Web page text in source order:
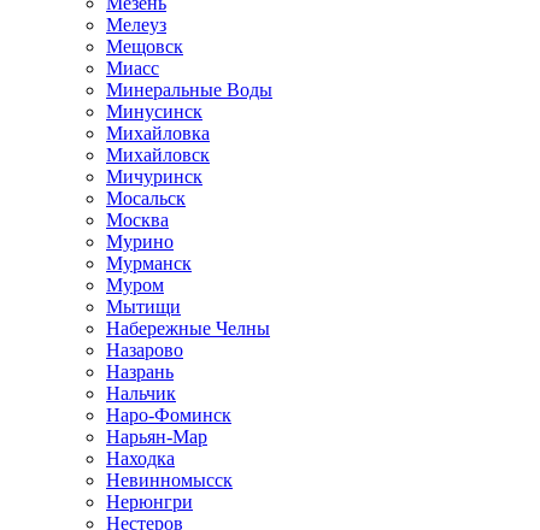
Мелеуз
Мещовск
Миасс
Минеральные Воды
Минусинск
Михайловка
Михайловск
Мичуринск
Мосальск
Москва
Мурино
Мурманск
Муром
Мытищи
Набережные Челны
Назарово
Назрань
Нальчик
Наро-Фоминск
Нарьян-Мар
Находка
Невинномысск
Нерюнгри
Нестеров